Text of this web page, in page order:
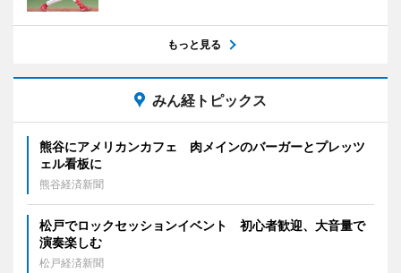
もっと見る
みん経トピックス
熊谷にアメリカンカフェ 肉メインのバーガーとプレッツ
ェル看板に
熊谷経済新聞
松戸でロックセッションイベント 初心者歓迎、大音量で
演奏楽しむ
松戸経済新聞